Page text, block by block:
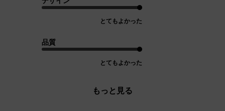
とてもよかった
品質
とてもよかった
もっと見る